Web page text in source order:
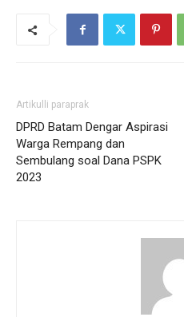
Artikulli paraprak
DPRD Batam Dengar Aspirasi
Warga Rempang dan
Sembulang soal Dana PSPK
2023